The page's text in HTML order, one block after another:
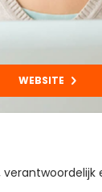
WEBSITE